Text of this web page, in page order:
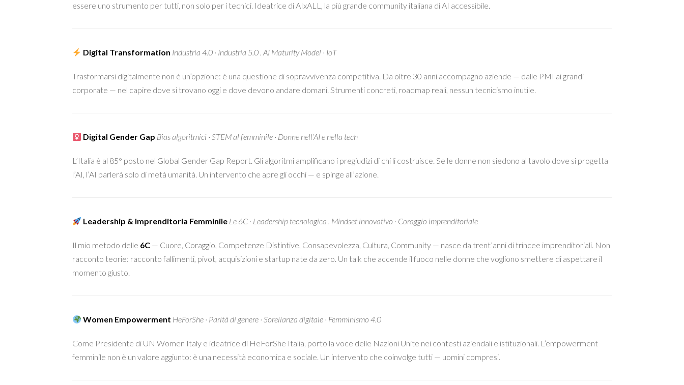
essere uno strumento per tutti, non solo per i tecnici. Ideatrice di AIxALL, la più grande community italiana di AI accessibile.
Digital Transformation Industria 4.0 · Industria 5.0 . AI Maturity Model · IoT
Trasformarsi digitalmente non è un’opzione: è una questione di sopravvivenza competitiva. Da oltre 30 anni accompagno aziende — dalle PMI ai grandi
corporate — nel capire dove si trovano oggi e dove devono andare domani. Strumenti concreti, roadmap reali, nessun tecnicismo inutile.
Digital Gender Gap Bias algoritmici · STEM al femminile · Donne nell’AI e nella tech
L’Italia è al 85° posto nel Global Gender Gap Report. Gli algoritmi amplificano i pregiudizi di chi li costruisce. Se le donne non siedono al tavolo dove si progetta
l’AI, l’AI parlerà solo di metà umanità. Un intervento che apre gli occhi — e spinge all’azione.
Leadership & Imprenditoria Femminile Le 6C · Leadership tecnologica . Mindset innovativo · Coraggio imprenditoriale
Il mio metodo delle 6C — Cuore, Coraggio, Competenze Distintive, Consapevolezza, Cultura, Community — nasce da trent’anni di trincee imprenditoriali. Non
racconto teorie: racconto fallimenti, pivot, acquisizioni e startup nate da zero. Un talk che accende il fuoco nelle donne che vogliono smettere di aspettare il
momento giusto.
Women Empowerment HeForShe · Parità di genere · Sorellanza digitale · Femminismo 4.0
Come Presidente di UN Women Italy e ideatrice di HeForShe Italia, porto la voce delle Nazioni Unite nei contesti aziendali e istituzionali. L’empowerment
femminile non è un valore aggiunto: è una necessità economica e sociale. Un intervento che coinvolge tutti — uomini compresi.